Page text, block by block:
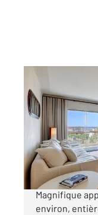
55,40 m , 3
Ref : 52230
685
Cannes 3
Magnifique
environ,